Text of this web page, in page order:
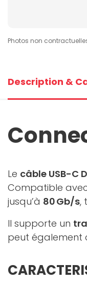
Photos non
Description &
Le câble USB-C
Compatible
jusqu’à 80 Gb/s,
Il supporte un
peut également